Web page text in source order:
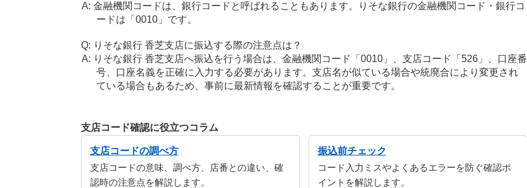
金融機関コードは、銀行コードと呼ばれることもあります。りそな銀行の金融機関コード・銀行コ
ードは「0010」です。
りそな銀行 香芝支店に振込する際の注意点は？
りそな銀行 香芝支店へ振込を行う場合は、金融機関コード「0010」、支店コード「526」、口座番
号、口座名義を正確に入力する必要があります。支店名が似ている場合や統廃合により変更され
ている場合もあるため、事前に最新情報を確認することが重要です。
支店コード確認に役立つコラム
支店コードの調べ方
支店コードの意味、調べ方、店番との違い、確
認時の注意点を解説します。
振込前チェック
コード入力ミスやよくあるエラーを防ぐ確認ポ
イントを解説します。